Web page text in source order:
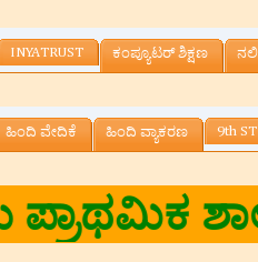
INYATRUST ಕಂಪ್ಯೂಟರ್‌ ಶಿಕ್ಷಣ
ಹಿಂದಿ ವೇದಿಕೆ ಹಿಂದಿ ವ್ಯಾಕರಣ 9th